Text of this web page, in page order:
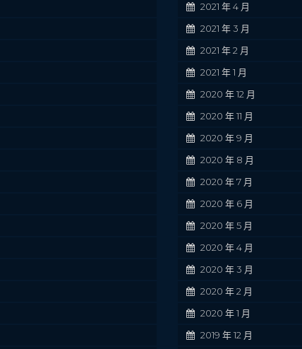
2021 年 4 月
2021 年 3 月
2021 年 2 月
2021 年 1 月
2020 年 12 月
2020 年 11 月
2020 年 9 月
2020 年 8 月
2020 年 7 月
2020 年 6 月
2020 年 5 月
2020 年 4 月
2020 年 3 月
2020 年 2 月
2020 年 1 月
2019 年 12 月